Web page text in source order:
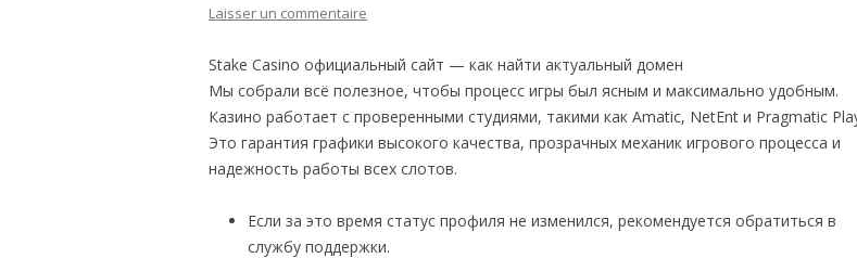
RECETTE CHINOISE＊中華風
RECETTE CORÉENNE＊韓国風
RECETTE OCCIDENTALE (AUTRES)
GÂTEAUX SALÉS＊食事ケーキ
VOYAGE EN ASIE＊アジア旅行
VOYAGE EN AMÉRIQUE＊アメリカ
旅行
VOYAGE DANS D’AUTRES PAYS
Laisser un commentaire
Stake Casino официальный сайт — как найти актуальный домен
Мы собрали всё полезное, чтобы процесс игры был ясным и максимально удобным.
Казино работает с проверенными студиями, такими как Amatic, NetEnt и Pragmatic
Это гарантия графики высокого качества, прозрачных механик игрового процесса и
надежность работы всех слотов.
Если за это время статус профиля не изменился, рекомендуется обратиться в
службу поддержки.